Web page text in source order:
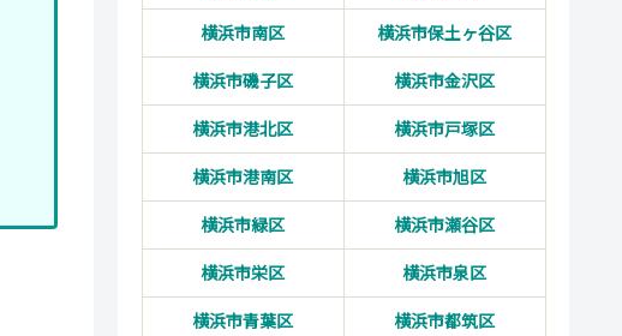
横浜市南区
横浜市保土ヶ谷区
横浜市磯子区
横浜市金沢区
横浜市港北区
横浜市戸塚区
横浜市港南区
横浜市旭区
横浜市緑区
横浜市瀬谷区
横浜市栄区
横浜市泉区
横浜市青葉区
横浜市都筑区